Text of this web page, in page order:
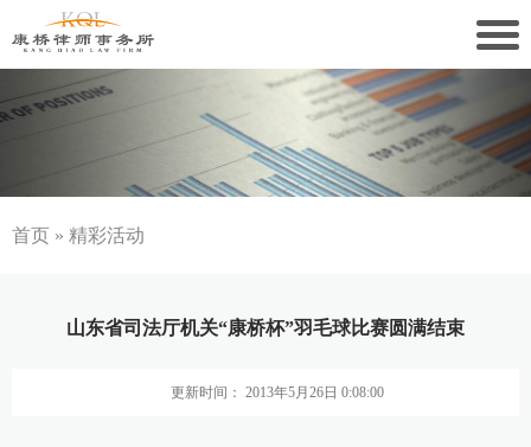
关于康桥
康桥文化
康桥党建
业务领域
首页 » 精彩活动
山东省司法厅机关“康桥杯”羽毛球比赛圆满结束
更新时间： 2013年5月26日 0:08:00